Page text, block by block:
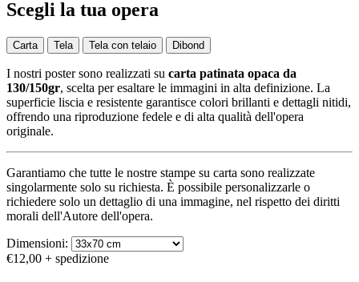
Scegli la tua opera
Carta Tela Tela con telaio Dibond
I nostri poster sono realizzati su carta patinata opaca da
130/150gr, scelta per esaltare le immagini in alta definizione. La
superficie liscia e resistente garantisce colori brillanti e dettagli nitidi,
offrendo una riproduzione fedele e di alta qualità dell'opera
originale.
Garantiamo che tutte le nostre stampe su carta sono realizzate
singolarmente solo su richiesta. È possibile personalizzarle o
richiedere solo un dettaglio di una immagine, nel rispetto dei diritti
morali dell'Autore dell'opera.
Dimensioni:
€12,00 + spedizione